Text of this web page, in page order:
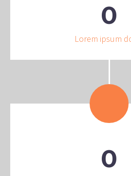
0
Lorem ipsum
0